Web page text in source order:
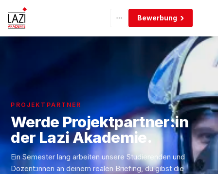
Bewerbung
PROJEKTPARTNER
Werde Projektpartner:in
der Lazi Akademie.
Ein Semester lang arbeiten unsere Studierenden und
Dozent:innen an deinem realen Briefing, du gibst die